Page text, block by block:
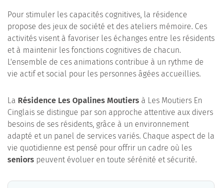
Pour stimuler les capacités cognitives, la résidence
propose des jeux de société et des ateliers mémoire. Ces
activités visent à favoriser les échanges entre les résidents
et à maintenir les fonctions cognitives de chacun.
L'ensemble de ces animations contribue à un rythme de
vie actif et social pour les personnes âgées accueillies.
La Résidence Les Opalines Moutiers à Les Moutiers En
Cinglais se distingue par son approche attentive aux divers
besoins de ses résidents, grâce à un environnement
adapté et un panel de services variés. Chaque aspect de la
vie quotidienne est pensé pour offrir un cadre où les
seniors peuvent évoluer en toute sérénité et sécurité.